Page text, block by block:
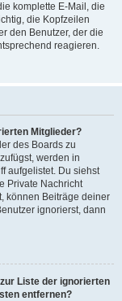
komplette E-Mail, die
die Kopfzeilen
den Benutzer, der die
reagieren.
Mitglieder?
des Boards zu
werden in
aufgelistet. Du siehst
Private Nachricht
können Beiträge deiner
ignorierst, dann
Liste der ignorierten
entfernen?